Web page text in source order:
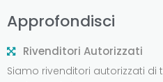
Approfondisci
Rivenditori Autorizzati
Siamo rivenditori autorizzati di